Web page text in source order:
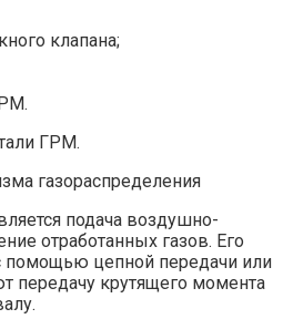
клапана;
ГРМ.
газораспределения
подача воздушно-
отработанных газов. Его
помощью цепной передачи или
передачу крутящего момента